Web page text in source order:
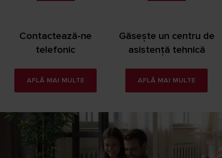
Contactează-ne
telefonic
AFLĂ MAI MULTE
Găsește un centru de
asistență tehnică
AFLĂ MAI MULTE